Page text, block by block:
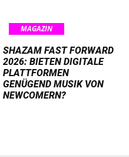
MAGAZIN
SHAZAM FAST FORWARD
2026: BIETEN DIGITALE
PLATTFORMEN
GENÜGEND MUSIK VON
NEWCOMERN?